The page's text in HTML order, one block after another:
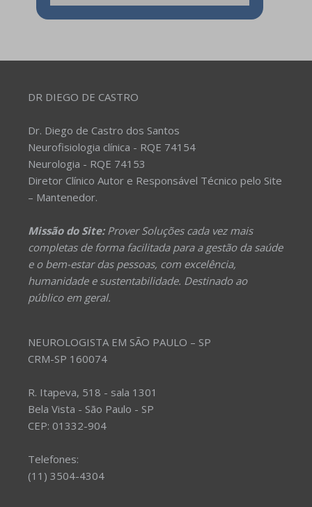
DR DIEGO DE CASTRO
Dr. Diego de Castro dos Santos
Neurofisiologia clínica - RQE 74154
Neurologia - RQE 74153
Diretor Clínico Autor e Responsável Técnico pelo Site
– Mantenedor.
Missão do Site:Prover Soluções cada vez mais
completas de forma facilitada para a gestão da saúde
e o bem-estar das pessoas, com excelência,
humanidade e sustentabilidade. Destinado ao
público em geral.
NEUROLOGISTA EM SÃO PAULO – SP
CRM-SP 160074
R. Itapeva, 518 - sala 1301
Bela Vista - São Paulo - SP
CEP: 01332-904
Telefones:
(11) 3504-4304